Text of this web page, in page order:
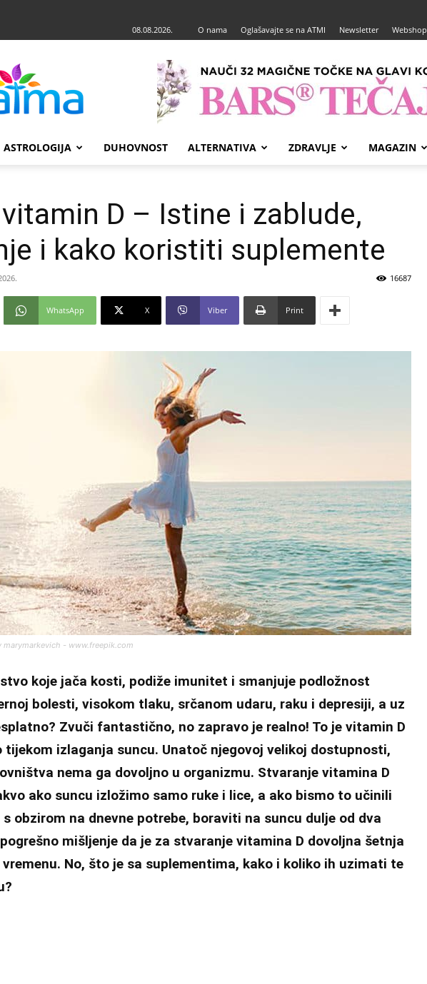
08.08.2026. O nama Oglašavajte se na ATMI Newsletter Webshop
ASTROLOGIJA DUHOVNOST ALTERNATIVA ZDRAVLJE MAGAZIN
D – Istine i zablude,
i kako koristiti suplemente
16687
WhatsApp X Viber Print
marymarkevich - www.freepik.com
koje jača kosti, podiže imunitet i smanjuje podložnost
bolesti, visokom tlaku, srčanom udaru, raku i depresiji, a uz
Zvuči fantastično, no zapravo je realno! To je vitamin D
tijekom izlaganja suncu. Unatoč njegovoj velikoj dostupnosti,
nema ga dovoljno u organizmu. Stvaranje vitamina D
ako suncu izložimo samo ruke i lice, a ako bismo to učinili
obzirom na dnevne potrebe, boraviti na suncu dulje od dva
mišljenje da je za stvaranje vitamina D dovoljna šetnja
No, što je sa suplementima, kako i koliko ih uzimati te